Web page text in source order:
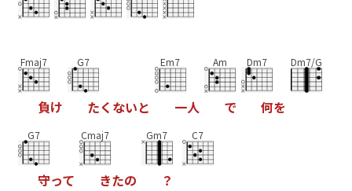
Fmaj7
負け
G7
たく ないと
Em7
一人
Am
で
Dm7
何を
Dm7/G
G7
守って
Cmaj7
きたの
Gm7
？
C7